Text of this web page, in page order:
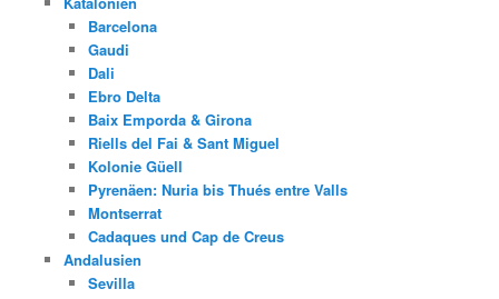
Barcelona
Gaudi
Dali
Ebro Delta
Baix Emporda & Girona
Riells del Fai & Sant Miguel
Kolonie Güell
Pyrenäen: Nuria bis Thués entre Valls
Montserrat
Cadaques und Cap de Creus
Andalusien
Sevilla